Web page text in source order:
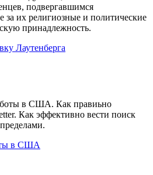
подвергавшимся
за их религиозные и политические
принадлежность.
Лаутенберга
в США. Как правиьно
Как эффективно вести поиск
в США